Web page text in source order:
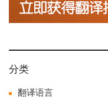
分类
翻译语言